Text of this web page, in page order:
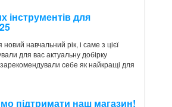
інструментів для
навчальний рік, і саме з цієї
для вас актуальну добірку
себе як найкращі для
підтримати наш магазин!